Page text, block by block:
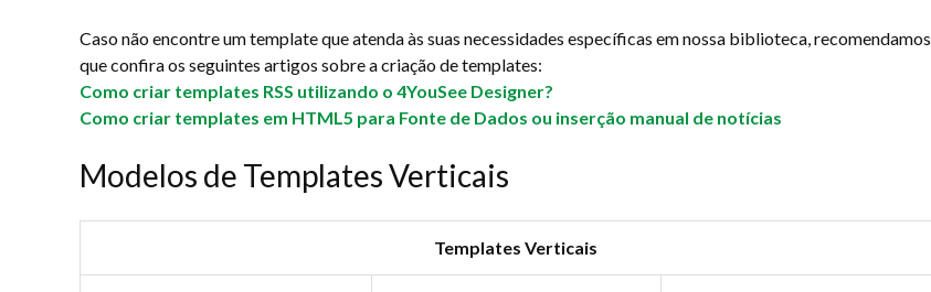
Caso não encontre um template que atenda às suas necessidades específicas em nossa biblioteca, recomendamos
que confira os seguintes artigos sobre a criação de templates:
Como criar templates RSS utilizando o 4YouSee Designer?
Como criar templates em HTML5 para Fonte de Dados ou inserção manual de notícias
Modelos de Templates Verticais
Templates Verticais